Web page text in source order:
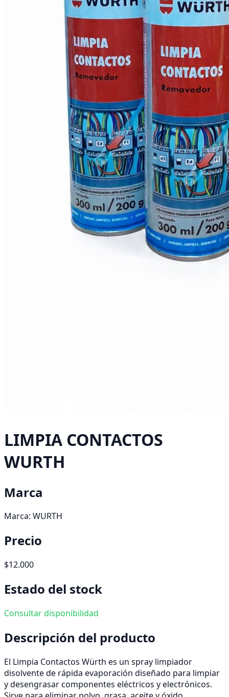
LIMPIA CONTACTOS
WURTH
Marca
Marca: WURTH
Precio
$12.000
Estado del stock
Consultar disponibilidad
Descripción del producto
El Limpia Contactos Würth es un spray limpiador
disolvente de rápida evaporación diseñado para limpiar
y desengrasar componentes eléctricos y electrónicos.